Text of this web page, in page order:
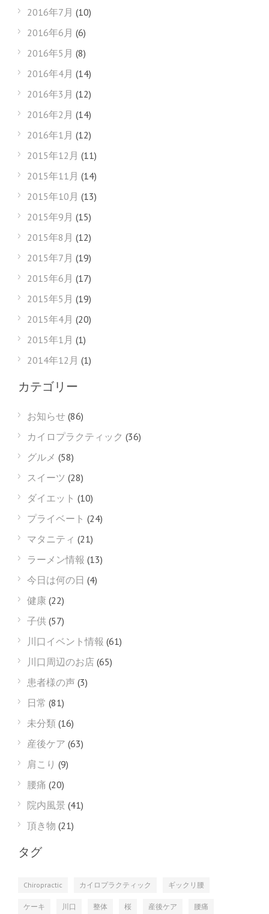
2016年7月 (10)
2016年6月 (6)
2016年5月 (8)
2016年4月 (14)
2016年3月 (12)
2016年2月 (14)
2016年1月 (12)
2015年12月 (11)
2015年11月 (14)
2015年10月 (13)
2015年9月 (15)
2015年8月 (12)
2015年7月 (19)
2015年6月 (17)
2015年5月 (19)
2015年4月 (20)
2015年1月 (1)
2014年12月 (1)
カテゴリー
お知らせ (86)
カイロプラクティック (36)
グルメ (58)
スイーツ (28)
ダイエット (10)
プライベート (24)
マタニティ (21)
ラーメン情報 (13)
今日は何の日 (4)
健康 (22)
子供 (57)
川口イベント情報 (61)
川口周辺のお店 (65)
患者様の声 (3)
日常 (81)
未分類 (16)
産後ケア (63)
肩こり (9)
腰痛 (20)
院内風景 (41)
頂き物 (21)
タグ
Chiropractic カイロプラクティック ギックリ腰
ケーキ 川口 整体 桜 産後ケア 腰痛